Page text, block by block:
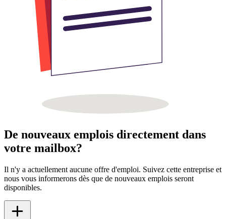
De nouveaux emplois directement dans
votre mailbox?
Il n'y a actuellement aucune offre d'emploi. Suivez cette entreprise et
nous vous informerons dès que de nouveaux emplois seront
disponibles.